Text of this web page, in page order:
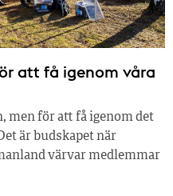
att få igenom våra
men för att få igenom det
är budskapet när
värvar medlemmar